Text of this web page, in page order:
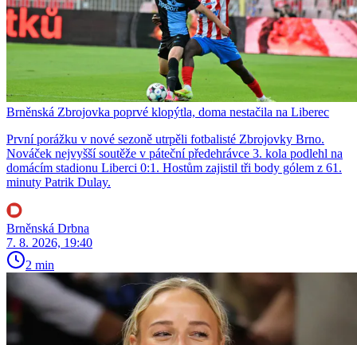
Brněnská Zbrojovka poprvé klopýtla, doma nestačila na Liberec
První porážku v nové sezoně utrpěli fotbalisté Zbrojovky Brno.
Nováček nejvyšší soutěže v páteční předehrávce 3. kola podlehl na
domácím stadionu Liberci 0:1. Hostům zajistil tři body gólem z 61.
minuty Patrik Dulay.
Brněnská Drbna
7. 8. 2026, 19:40
2 min